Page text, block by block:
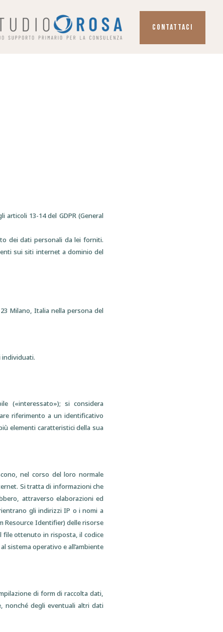
CONTATTACI
13-14 del GDPR (General
dei dati personali da lei forniti.
sui siti internet a dominio del
Milano, Italia nella persona del
(«interessato»); si considera
riferimento a un identificativo
elementi caratteristici della sua
nel corso del loro normale
Si tratta di informazioni che
attraverso elaborazioni ed
gli indirizzi IP o i nomi a
Resource Identifier) delle risorse
file ottenuto in risposta, il codice
sistema operativo e all’ambiente
di form di raccolta dati,
nonché degli eventuali altri dati